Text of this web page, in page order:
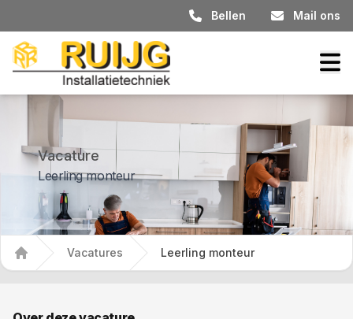
Bellen Mail ons
Vacature
Leerling monteur
Home
Vacatures Leerling monteur